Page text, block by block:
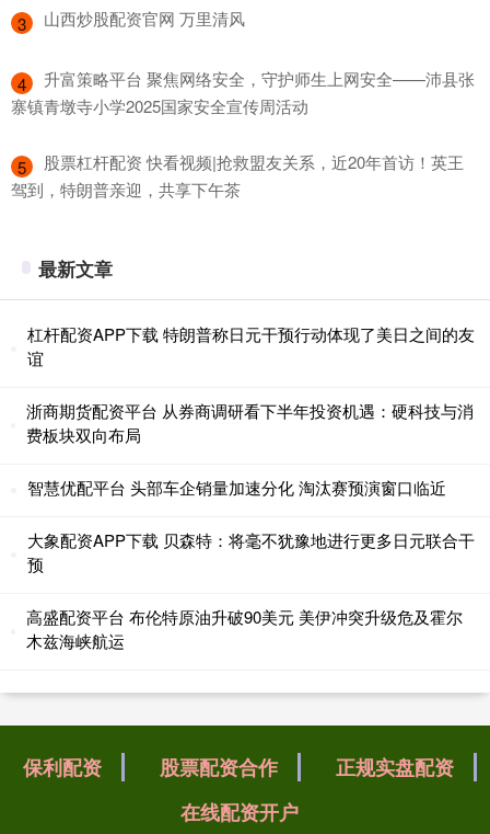
3 ​山西炒股配资官网 万里清风
4
​升富策略平台 聚焦网络安全，守护师生上网安全——沛县张
寨镇青墩寺小学2025国家安全宣传周活动
5
​股票杠杆配资 快看视频|抢救盟友关系，近20年首访！英王
驾到，特朗普亲迎，共享下午茶
最新文章
杠杆配资APP下载 特朗普称日元干预行动体现了美日之间的友
谊
浙商期货配资平台 从券商调研看下半年投资机遇：硬科技与消
费板块双向布局
智慧优配平台 头部车企销量加速分化 淘汰赛预演窗口临近
大象配资APP下载 贝森特：将毫不犹豫地进行更多日元联合干
预
高盛配资平台 布伦特原油升破90美元 美伊冲突升级危及霍尔
木兹海峡航运
保利配资 股票配资合作
正规实盘配资
在线配资开户